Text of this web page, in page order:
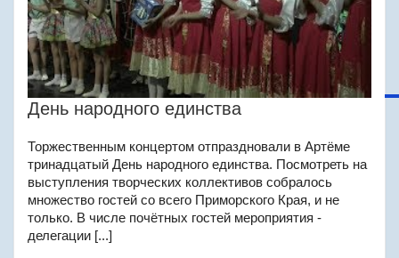
День народного единства
Торжественным концертом отпраздновали в Артёме
тринадцатый День народного единства. Посмотреть на
выступления творческих коллективов собралось
множество гостей со всего Приморского Края, и не
только. В числе почётных гостей мероприятия -
делегации [...]